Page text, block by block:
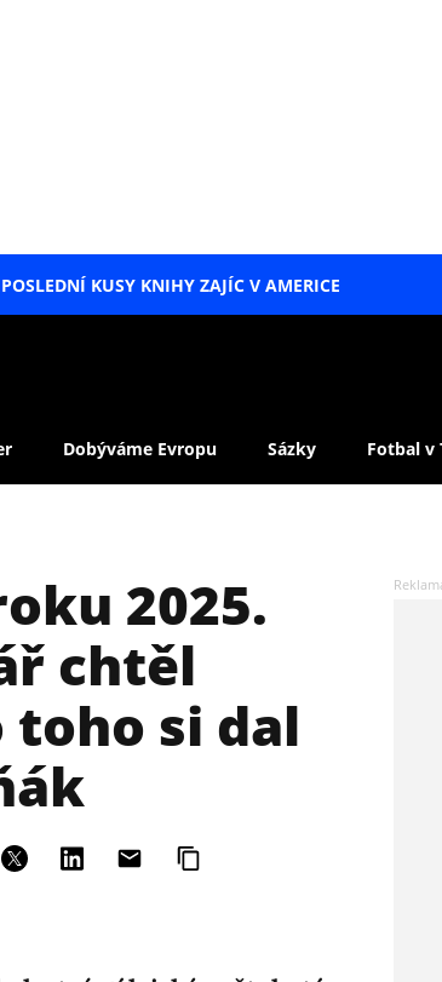
POSLEDNÍ KUSY KNIHY ZAJÍC V AMERICE
Dobýváme Evropu Sázky Fotbal v
2025.
chtěl
si dal